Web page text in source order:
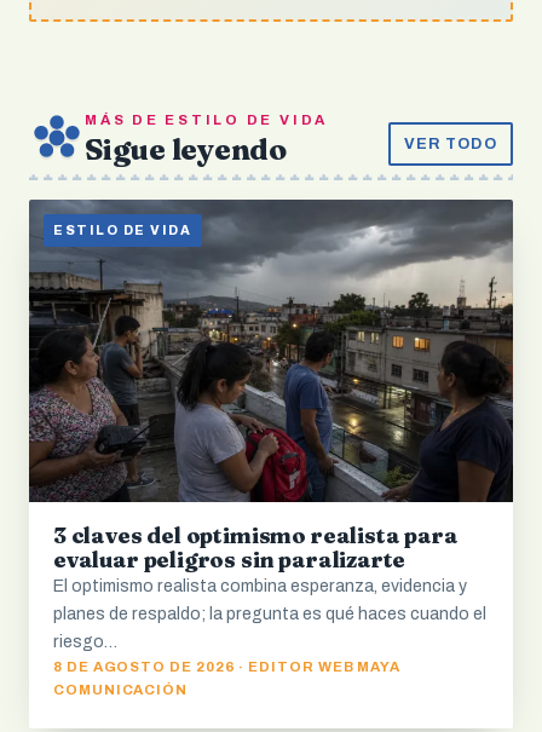
MÁS DE ESTILO DE VIDA
Sigue leyendo VER TODO
ESTILO DE VIDA
3 claves del optimismo realista para
evaluar peligros sin paralizarte
El optimismo realista combina esperanza, evidencia y
planes de respaldo; la pregunta es qué haces cuando el
riesgo…
8 DE AGOSTO DE 2026 · EDITOR WEB MAYA
COMUNICACIÓN